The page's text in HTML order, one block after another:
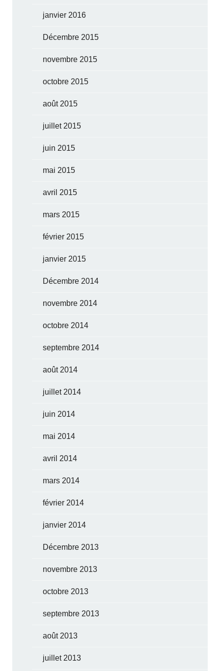
janvier 2016
Décembre 2015
novembre 2015
octobre 2015
août 2015
juillet 2015
juin 2015
mai 2015
avril 2015
mars 2015
février 2015
janvier 2015
Décembre 2014
novembre 2014
octobre 2014
septembre 2014
août 2014
juillet 2014
juin 2014
mai 2014
avril 2014
mars 2014
février 2014
janvier 2014
Décembre 2013
novembre 2013
octobre 2013
septembre 2013
août 2013
juillet 2013